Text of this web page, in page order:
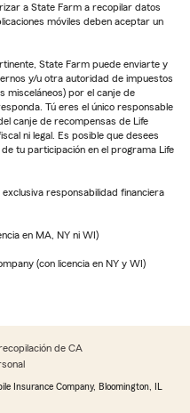
a State Farm a recopilar datos
móviles deben aceptar un
State Farm puede enviarte y
y/u otra autoridad de impuestos
misceláneos) por el canje de
Tú eres el único responsable
canje de recompensas de Life
ni legal. Es posible que desees
tu participación en el programa Life
responsabilidad financiera
en MA, NY ni WI)
(con licencia en NY y WI)
de CA
Insurance Company, Bloomington, IL